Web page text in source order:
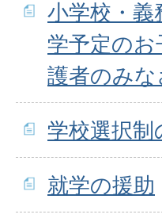
小学校・義
学予定の
護者のみ
学校選択制
就学の援助